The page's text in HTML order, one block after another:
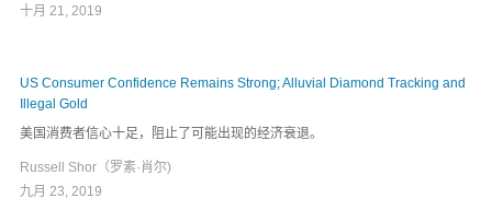
十月 21, 2019
US Consumer Confidence Remains Strong; Alluvial Diamond Tracking and
Illegal Gold
美国消费者信心十足，阻止了可能出现的经济衰退。
Russell Shor（罗素·肖尔)
九月 23, 2019